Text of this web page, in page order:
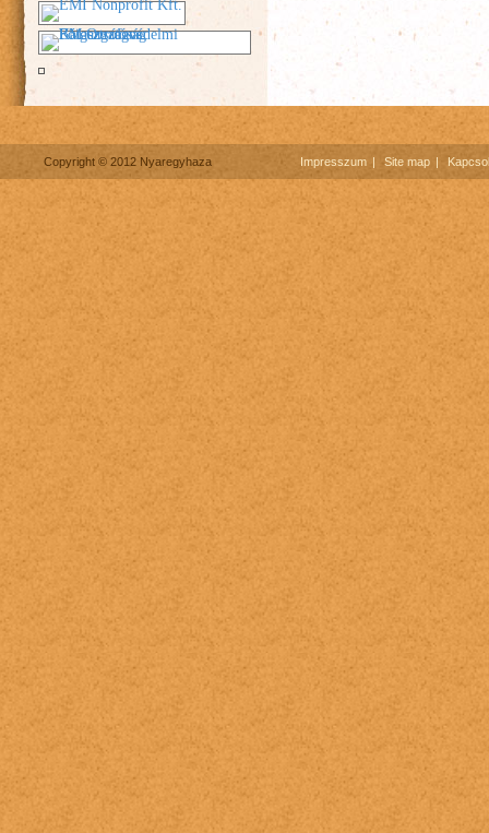
Copyright © 2012 Nyaregyhaza Impresszum Site map